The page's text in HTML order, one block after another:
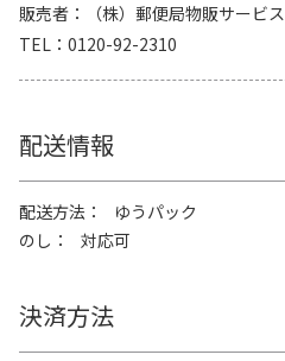
販売者
（株）郵便局物販サービス
TEL
0120-92-2310
配送情報
配送方法
ゆうパック
のし
対応可
決済方法